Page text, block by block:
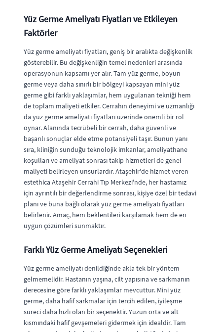
Yüz Germe Ameliyatı Fiyatları ve Etkileyen
Faktörler
Yüz germe ameliyatı fiyatları, geniş bir aralıkta değişkenlik
gösterebilir. Bu değişkenliğin temel nedenleri arasında
operasyonun kapsamı yer alır. Tam yüz germe, boyun
germe veya daha sınırlı bir bölgeyi kapsayan mini yüz
germe gibi farklı yaklaşımlar, hem uygulanan tekniği hem
de toplam maliyeti etkiler. Cerrahın deneyimi ve uzmanlığı
da yüz germe ameliyatı fiyatları üzerinde önemli bir rol
oynar. Alanında tecrübeli bir cerrah, daha güvenli ve
başarılı sonuçlar elde etme potansiyeli taşır. Bunun yanı
sıra, kliniğin sunduğu teknolojik imkanlar, ameliyathane
koşulları ve ameliyat sonrası takip hizmetleri de genel
maliyeti belirleyen unsurlardır. Ataşehir'de hizmet veren
estethica Ataşehir Cerrahi Tıp Merkezi'nde, her hastamız
için ayrıntılı bir değerlendirme sonrası, kişiye özel bir tedavi
planı ve buna bağlı olarak yüz germe ameliyatı fiyatları
belirlenir. Amaç, hem beklentileri karşılamak hem de en
uygun çözümleri sunmaktır.
Farklı Yüz Germe Ameliyatı Seçenekleri
Yüz germe ameliyatı denildiğinde akla tek bir yöntem
gelmemelidir. Hastanın yaşına, cilt yapısına ve sarkmanın
derecesine göre farklı yaklaşımlar mevcuttur. Mini yüz
germe, daha hafif sarkmalar için tercih edilen, iyileşme
süreci daha hızlı olan bir seçenektir. Yüzün orta ve alt
kısmındaki hafif gevşemeleri gidermek için idealdir. Tam